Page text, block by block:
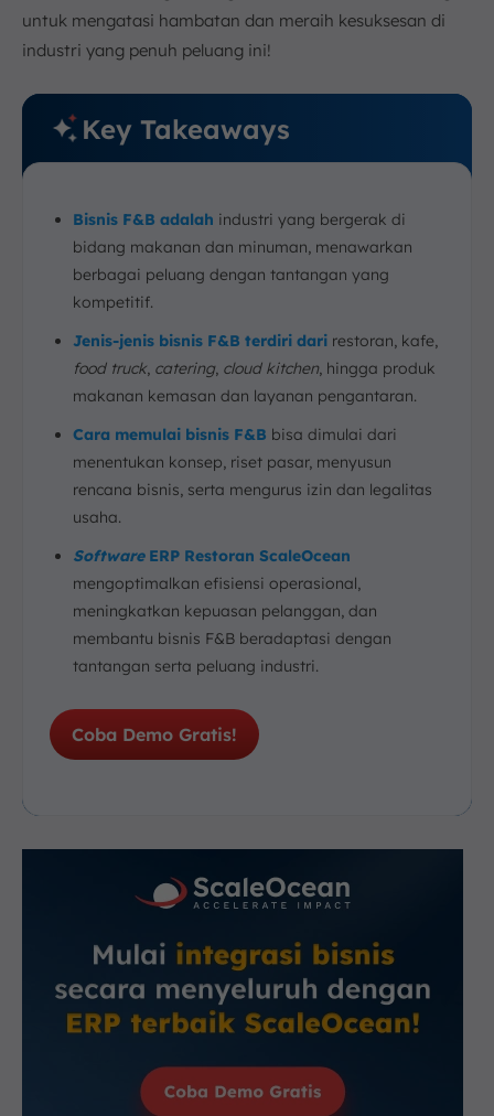
untuk mengatasi hambatan dan meraih kesuksesan di
industri yang penuh peluang ini!
Key Takeaways
Bisnis F&B adalah industri yang bergerak di
bidang makanan dan minuman, menawarkan
berbagai peluang dengan tantangan yang
kompetitif.
Jenis-jenis bisnis F&B terdiri dari restoran, kafe,
food truck, catering, cloud kitchen, hingga produk
makanan kemasan dan layanan pengantaran.
Cara memulai bisnis F&B bisa dimulai dari
menentukan konsep, riset pasar, menyusun
rencana bisnis, serta mengurus izin dan legalitas
usaha.
SoftwareERP Restoran ScaleOcean
mengoptimalkan efisiensi operasional,
meningkatkan kepuasan pelanggan, dan
membantu bisnis F&B beradaptasi dengan
tantangan serta peluang industri.
Coba Demo Gratis!